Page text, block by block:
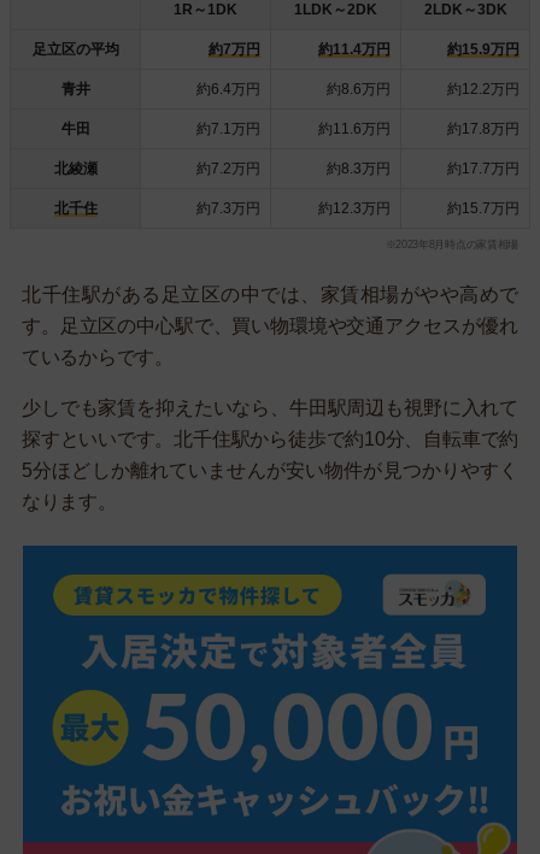
1R～1DK 1LDK～2DK 2LDK～3DK
足立区の平均 約7万円 約11.4万円 約15.9万円
青井 約6.4万円 約8.6万円 約12.2万円
牛田 約7.1万円 約11.6万円 約17.8万円
北綾瀬 約7.2万円 約8.3万円 約17.7万円
北千住 約7.3万円 約12.3万円 約15.7万円
※2023年8月時点の家賃相場
北千住駅がある足立区の中では、家賃相場がやや高めで
す。足立区の中心駅で、買い物環境や交通アクセスが優れ
ているからです。
少しでも家賃を抑えたいなら、牛田駅周辺も視野に入れて
探すといいです。北千住駅から徒歩で約10分、自転車で約
5分ほどしか離れていませんが安い物件が見つかりやすく
なります。